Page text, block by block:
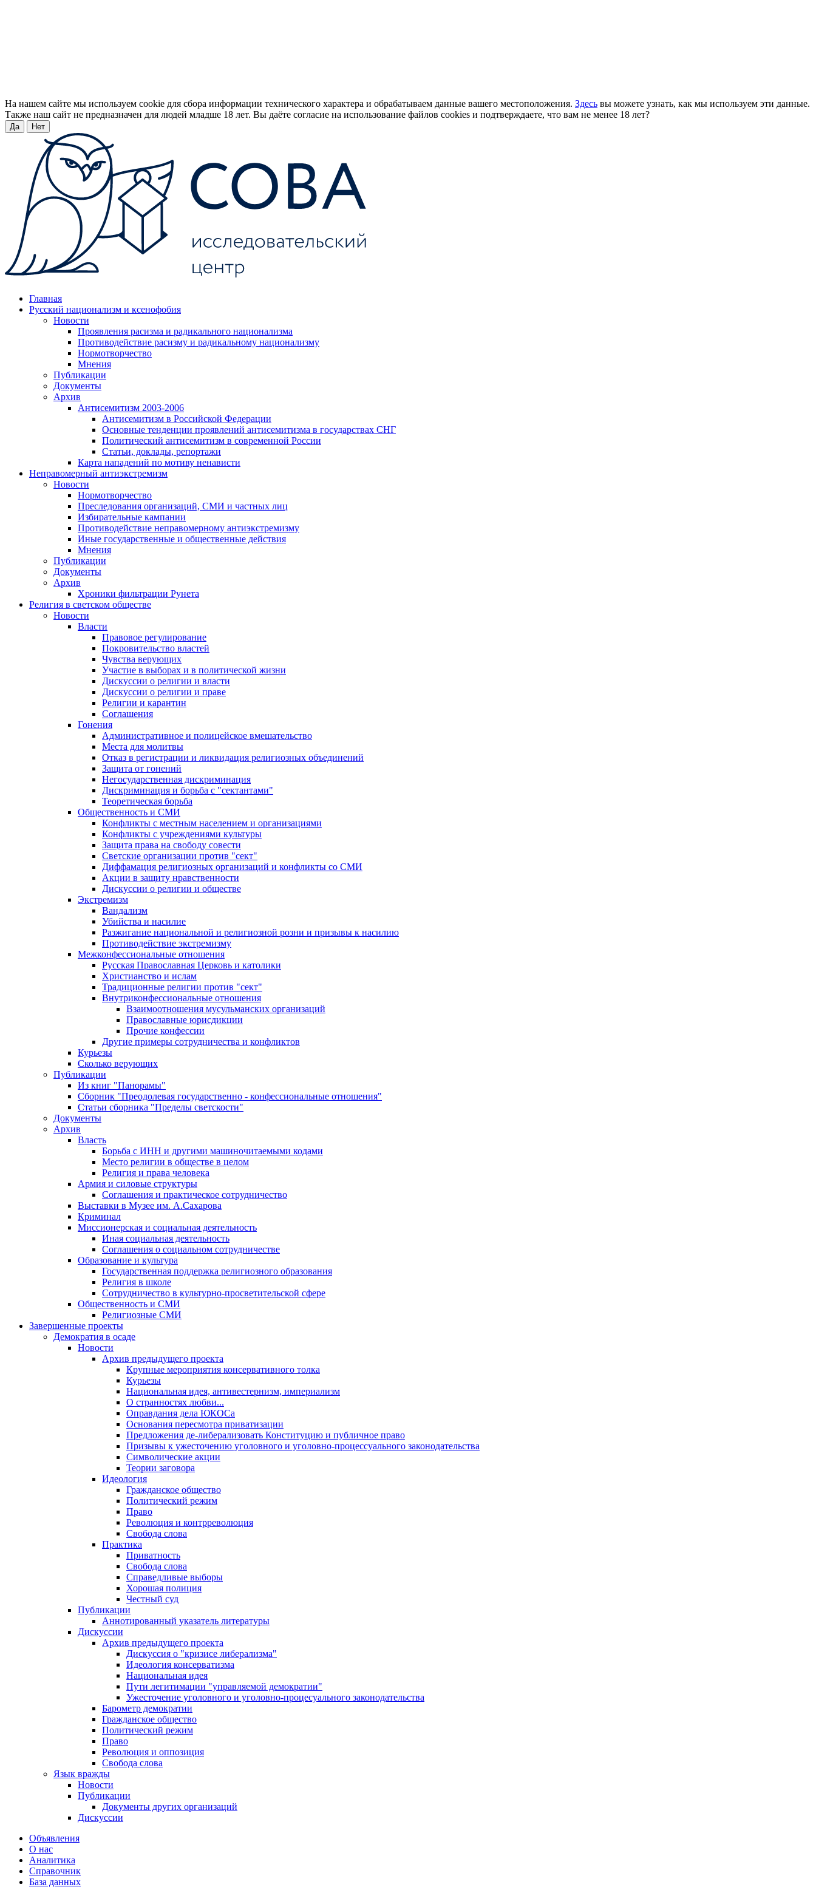
На нашем сайте мы используем cookie для сбора информации технического характера и обрабатываем данные вашего местоположения. Здесь вы можете узнать, как мы используем эти данные.
Также наш сайт не предназначен для людей младше 18 лет. Вы даёте согласие на использование файлов cookies и подтверждаете, что вам не менее 18 лет?
Да Нет
Главная
Русский национализм и ксенофобия
Новости
Проявления расизма и радикального национализма
Противодействие расизму и радикальному национализму
Нормотворчество
Мнения
Публикации
Документы
Архив
Антисемитизм 2003-2006
Антисемитизм в Российской Федерации
Основные тенденции проявлений антисемитизма в государствах СНГ
Политический антисемитизм в современной России
Статьи, доклады, репортажи
Карта нападений по мотиву ненависти
Неправомерный антиэкстремизм
Новости
Нормотворчество
Преследования организаций, СМИ и частных лиц
Избирательные кампании
Противодействие неправомерному антиэкстремизму
Иные государственные и общественные действия
Мнения
Публикации
Документы
Архив
Хроники фильтрации Рунета
Религия в светском обществе
Новости
Власти
Правовое регулирование
Покровительство властей
Чувства верующих
Участие в выборах и в политической жизни
Дискуссии о религии и власти
Дискуссии о религии и праве
Религии и карантин
Соглашения
Гонения
Административное и полицейское вмешательство
Места для молитвы
Отказ в регистрации и ликвидация религиозных объединений
Защита от гонений
Негосударственная дискриминация
Дискриминация и борьба с "сектантами"
Теоретическая борьба
Общественность и СМИ
Конфликты с местным населением и организациями
Конфликты с учреждениями культуры
Защита права на свободу совести
Светские организации против "сект"
Диффамация религиозных организаций и конфликты со СМИ
Акции в защиту нравственности
Дискуссии о религии и обществе
Экстремизм
Вандализм
Убийства и насилие
Разжигание национальной и религиозной розни и призывы к насилию
Противодействие экстремизму
Межконфессиональные отношения
Русская Православная Церковь и католики
Христианство и ислам
Традиционные религии против "сект"
Внутриконфессиональные отношения
Взаимоотношения мусульманских организаций
Православные юрисдикции
Прочие конфессии
Другие примеры сотрудничества и конфликтов
Курьезы
Сколько верующих
Публикации
Из книг "Панорамы"
Сборник "Преодолевая государственно - конфессиональные отношения"
Статьи сборника "Пределы светскости"
Документы
Архив
Власть
Борьба с ИНН и другими машиночитаемыми кодами
Место религии в обществе в целом
Религия и права человека
Армия и силовые структуры
Соглашения и практическое сотрудничество
Выставки в Музее им. А.Сахарова
Криминал
Миссионерская и социальная деятельность
Иная социальная деятельность
Соглашения о социальном сотрудничестве
Образование и культура
Государственная поддержка религиозного образования
Религия в школе
Сотрудничество в культурно-просветительской сфере
Общественность и СМИ
Религиозные СМИ
Завершенные проекты
Демократия в осаде
Новости
Архив предыдущего проекта
Крупные мероприятия консервативного толка
Курьезы
Национальная идея, антивестернизм, империализм
О странностях любви...
Оправдания дела ЮКОСа
Основания пересмотра приватизации
Предложения де-либерализовать Конституцию и публичное право
Призывы к ужесточению уголовного и уголовно-процессуального законодательства
Символические акции
Теории заговора
Идеология
Гражданское общество
Политический режим
Право
Революция и контрреволюция
Свобода слова
Практика
Приватность
Свобода слова
Справедливые выборы
Хорошая полиция
Честный суд
Публикации
Аннотированный указатель литературы
Дискуссии
Архив предыдущего проекта
Дискуссия о "кризисе либерализма"
Идеология консерватизма
Национальная идея
Пути легитимации "управляемой демократии"
Ужесточение уголовного и уголовно-процесуального законодательства
Барометр демократии
Гражданское общество
Политический режим
Право
Революция и оппозиция
Свобода слова
Язык вражды
Новости
Публикации
Документы других организаций
Дискуссии
Объявления
О нас
Аналитика
Справочник
База данных